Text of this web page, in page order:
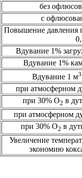
без
с
Повышение давления
Вдувание 1%
Вдувание 1%
Вдувание 1 м3
при атмосферном
при 30% О2 в
при атмосферном
при 30% О2 в
Увеличение
экономию